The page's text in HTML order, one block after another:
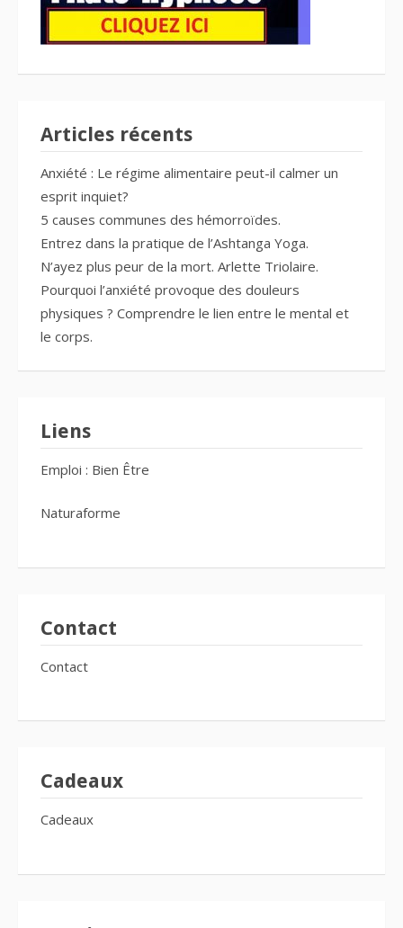
Articles récents
Anxiété : Le régime alimentaire peut-il calmer un
esprit inquiet?
5 causes communes des hémorroïdes.
Entrez dans la pratique de l’Ashtanga Yoga.
N’ayez plus peur de la mort. Arlette Triolaire.
Pourquoi l’anxiété provoque des douleurs
physiques ? Comprendre le lien entre le mental et
le corps.
Liens
Emploi : Bien Être
Naturaforme
Contact
Contact
Cadeaux
Cadeaux